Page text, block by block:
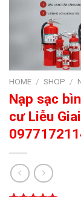
HOME / SHOP /
Nạp sạc
cư Liễu